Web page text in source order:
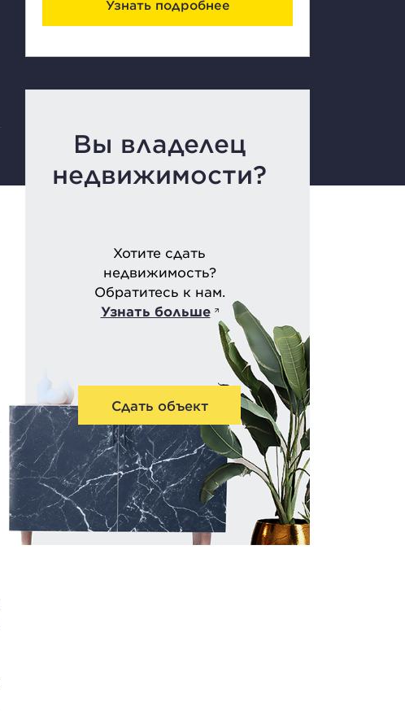
Узнать подробнее
Вы владелец
недвижимости?
Хотите сдать
недвижимость?
Обратитесь к нам.
Узнать больше
Сдать объект